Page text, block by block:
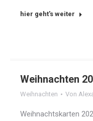
hier geht's weiter
Weihnachten
Weihnachten Von
Weihnachtskarten